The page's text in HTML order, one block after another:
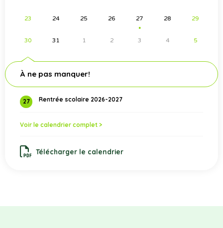
23 24 25 26 27
●
28 29
30 31 1 2 3 4 5
À ne pas manquer!
27 Rentrée scolaire 2026-2027
Voir le calendrier complet >
Télécharger le calendrier